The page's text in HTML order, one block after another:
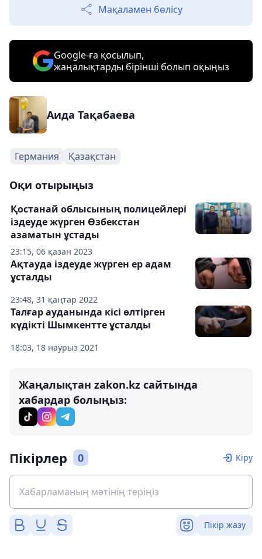
Мақаламен бөлісу
Google-ға қосылып,
жаңалықтарды бірінші болып оқыңыз
Аида Тақабаева
Германия Қазақстан
Оқи отырыңыз
23:15, 06 қазан 2023
Қостанай облысының полицейлері
іздеуде жүрген Өзбекстан
азаматын ұстады
23:48, 31 қаңтар 2022
Ақтауда іздеуде жүрген ер адам
ұсталды
18:03, 18 наурыз 2021
Талғар ауданында кісі өлтірген
күдікті Шымкентте ұсталды
Жаңалықтан zakon.kz сайтында
хабардар болыңыз:
Пікірлер 0 Кіру
Пікір жазу